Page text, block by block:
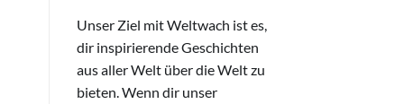
Unser Ziel mit Weltwach ist es,
dir inspirierende Geschichten
aus aller Welt über die Welt zu
bieten. Wenn dir unser